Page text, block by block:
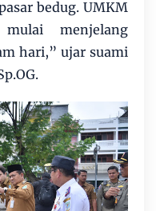
bedug. UMKM
menjelang
hari,” ujar suami